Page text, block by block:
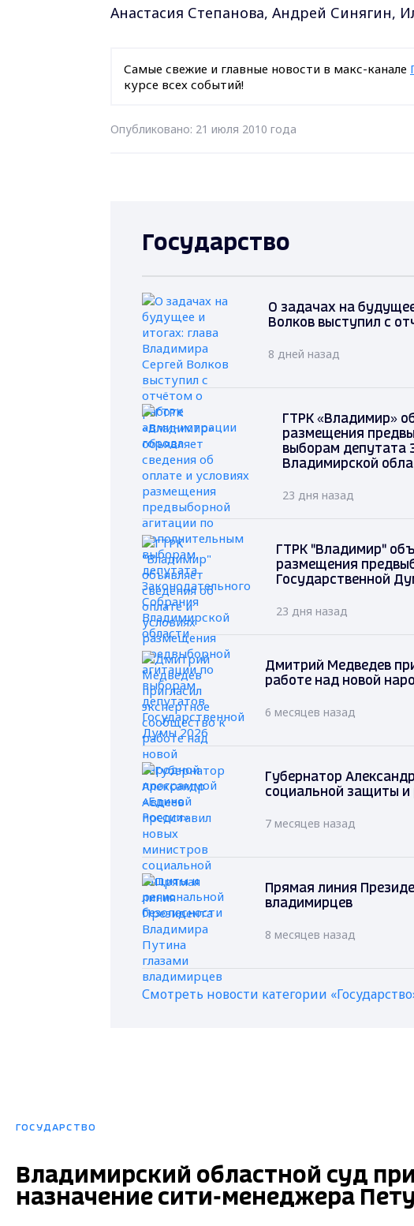
Анастасия Степанова, Андрей Синягин,
Самые свежие и главные новости в макс-канале
курсе всех событий!
Опубликовано: 21 июля 2010 года
Государство
О задачах на
Волков выступил с
8 дней назад
ГТРК «Владимир»
размещения
выборам депутата
Владимирской
23 дня назад
ГТРК "Владимир"
размещения
Государственной
23 дня назад
Дмитрий Медведев
работе над новой
6 месяцев назад
Губернатор
социальной защиты и
7 месяцев назад
Прямая линия
владимирцев
8 месяцев назад
Смотреть новости категории
ГОСУДАРСТВО
Владимирский областной суд
назначение сити-менеджера